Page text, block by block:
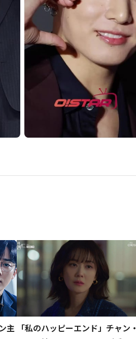
主 「私のハッピーエンド」チャン・